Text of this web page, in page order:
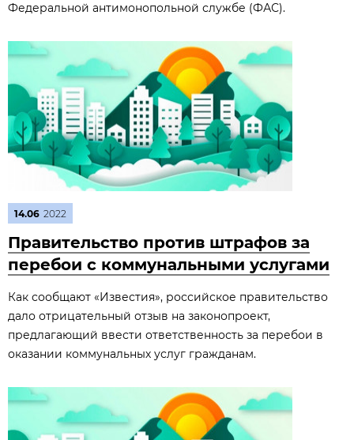
Федеральной антимонопольной службе (ФАС).
14.06 2022
Правительство против штрафов за
перебои с коммунальными услугами
Как сообщают «Известия», российское правительство
дало отрицательный отзыв на законопроект,
предлагающий ввести ответственность за перебои в
оказании коммунальных услуг гражданам.